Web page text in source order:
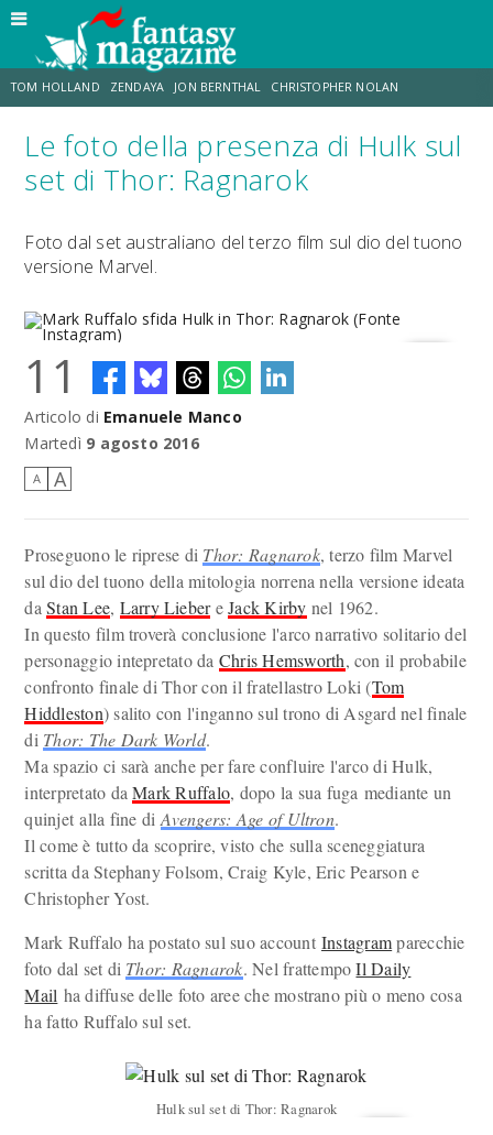
TOM HOLLAND ZENDAYA JON BERNTHAL CHRISTOPHER NOLAN
STRANIMONDI LUCCA COMICS & GAMES ODISSEA CHRIS MCKENNA
Le foto della presenza di Hulk sul
set di Thor: Ragnarok
Foto dal set australiano del terzo film sul dio del tuono
versione Marvel.
Mark Ruffalo sfida Hulk in Thor: Ragnarok (Fonte Instagram)
11
Articolo di Emanuele Manco
Martedì 9 agosto 2016
A A
Proseguono le riprese di Thor: Ragnarok, terzo film Marvel
sul dio del tuono della mitologia norrena nella versione ideata
daStan Lee, Larry LiebereJack Kirby nel 1962.
In questo film troverà conclusione l'arco narrativo solitario del
personaggio intepretato da Chris Hemsworth, con il probabile
confronto finale di Thor con il fratellastro Loki (Tom
Hiddleston) salito con l'inganno sul trono di Asgard nel finale
di Thor: The Dark World.
Ma spazio ci sarà anche per fare confluire l'arco di Hulk,
interpretato daMark Ruffalo, dopo la sua fuga mediante un
quinjet alla fine diAvengers: Age of Ultron.
Il come è tutto da scoprire, visto che sulla sceneggiatura
scritta da Stephany Folsom, Craig Kyle, Eric Pearson e
Christopher Yost.
Mark Ruffalo ha postato sul suo accountInstagramparecchie
foto dal set di Thor: Ragnarok. Nel frattempoIl Daily
Mail ha diffuse delle foto aree che mostrano più o meno cosa
ha fatto Ruffalo sul set.
Hulk sul set di Thor: Ragnarok